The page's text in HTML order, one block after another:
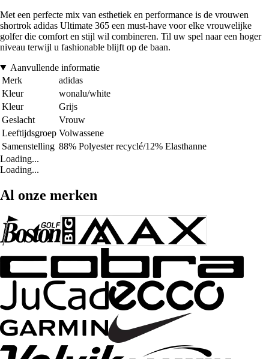
Met een perfecte mix van esthetiek en performance is de vrouwen
shortrok adidas Ultimate 365 een must-have voor elke vrouwelijke
golfer die comfort en stijl wil combineren. Til uw spel naar een hoger
niveau terwijl u fashionable blijft op de baan.
Aanvullende informatie
Merk
adidas
Kleur
wonalu/white
Kleur
Grijs
Geslacht
Vrouw
Leeftijdsgroep Volwassene
Samenstelling 88% Polyester recyclé/12% Elasthanne
Loading...
Loading...
Al onze merken